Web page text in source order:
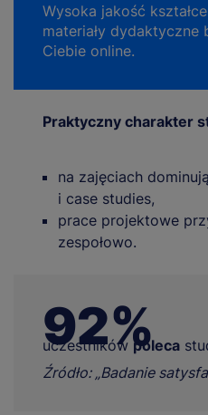
Wysoka jakość
materiały dydaktyczne
Ciebie online.
Praktyczny charakter
na zajęciach
i case studies,
prace projektowe
zespołowo.
92%
uczestników poleca
Źródło: „Badanie